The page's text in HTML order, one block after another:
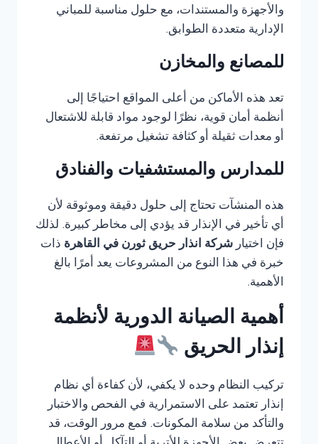
والأجهزة والمستندات، مع حلول مناسبة للمباني
الإدارية متعددة الطوابق.
للمصانع والمخازن
تعد هذه الأماكن من أعلى المواقع احتياجًا إلى
أنظمة أمان قوية، نظرًا لوجود مواد قابلة للاشتعال
أو معدات ثقيلة أو كثافة تشغيل مرتفعة.
للمدارس والمستشفيات والفنادق
هذه المنشآت تحتاج إلى حلول دقيقة وموثوقة لأن
أي تأخير في الإنذار قد يؤدي إلى مخاطر كبيرة. لذلك
فإن اختيار شركة انذار حريق ثورن في القاهرة ذات
خبرة في هذا النوع من المشروعات يعد أمرًا بالغ
الأهمية.
أهمية الصيانة الدورية لأنظمة
إنذار الحريق
تركيب النظام وحده لا يكفي، لأن كفاءة أي نظام
إنذار تعتمد على الاستمرارية في الفحص والاختبار
والتأكد من سلامة المكونات. فمع مرور الوقت، قد